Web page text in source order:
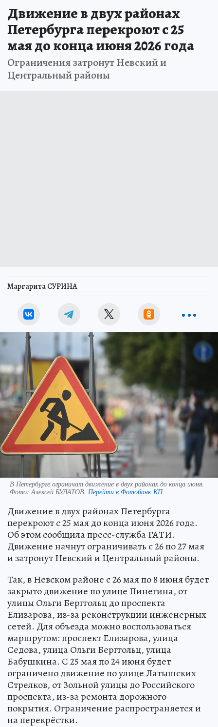
Движение в двух районах
Петербурга перекроют с 25
мая до конца июня 2026 года
Ограничения затронут Невский и
Центральный районы
Маргарита СУРИНА
В Петербурге ограничат движение в двух районах до конца июня.
Фото: Алексей БУЛАТОВ. Перейти в Фотобанк КП
Движение в двух районах Петербурга
перекроют с 25 мая до конца июня 2026 года.
Об этом сообщила пресс-служба ГАТИ.
Движение начнут ограничивать с 26 по 27 мая
и затронут Невский и Центральный районы.
Так, в Невском районе с 26 мая по 8 июня будет
закрыто движение по улице Пинегина, от
улицы Ольги Берггольц до проспекта
Елизарова, из-за реконструкции инженерных
сетей. Для объезда можно воспользоваться
маршрутом: проспект Елизарова, улица
Седова, улица Ольги Берггольц, улица
Бабушкина. С 25 мая по 24 июня будет
ограничено движение по улице Латышских
Стрелков, от Зольной улицы до Российского
проспекта, из-за ремонта дорожного
покрытия. Ограничение распространяется и
на перекрёстки.